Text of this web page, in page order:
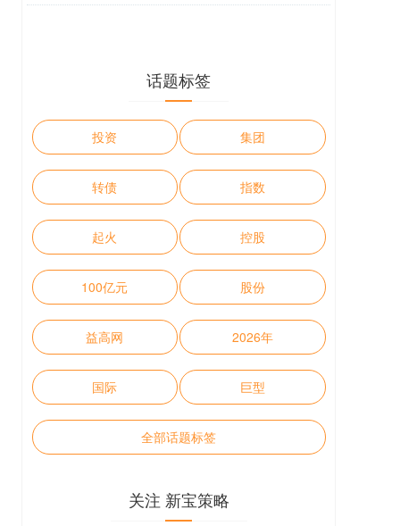
话题标签
投资 集团
转债 指数
起火 控股
100亿元 股份
益高网 2026年
国际 巨型
全部话题标签
关注 新宝策略